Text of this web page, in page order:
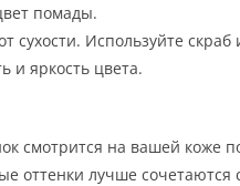
помады.
сухости. Используйте скраб
и яркость цвета.
смотрится на вашей коже
оттенки лучше сочетаются